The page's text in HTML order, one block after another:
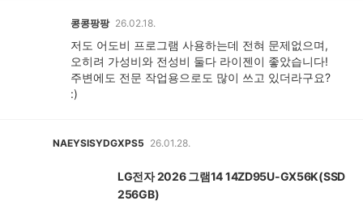
콩콩팡팡 26.02.18.
저도 어도비 프로그램 사용하는데 전혀 문제없으며,
오히려 가성비와 전성비 둘다 라이젠이 좋았습니다!
주변에도 전문 작업용으로도 많이 쓰고 있더라구요?
:)
NAEYSISYDGXPS5 26.01.28.
LG전자 2026 그램14 14ZD95U-GX56K(SSD
256GB)